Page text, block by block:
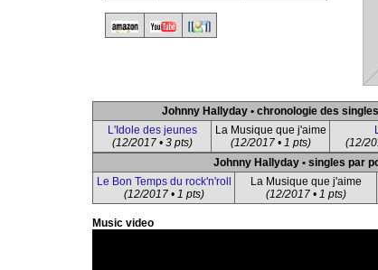
Johnny Hallyday • chronologie des singles
L'Idole des jeunes
(12/2017 • 3 pts)
La Musique que j'aime
(12/2017 • 1 pts)
(12/
Johnny Hallyday • singles par
Le Bon Temps du rock'n'roll
(12/2017 • 1 pts)
La Musique que j'aime
(12/2017 • 1 pts)
Music video